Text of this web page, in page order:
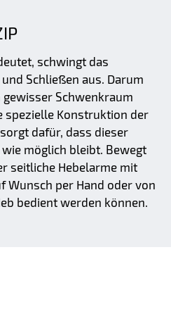
schwingt das
Schließen aus. Darum
gewisser Schwenkraum
spezielle Konstruktion der
dafür, dass dieser
möglich bleibt. Bewegt
seitliche Hebelarme mit
Wunsch per Hand oder von
bedient werden können.